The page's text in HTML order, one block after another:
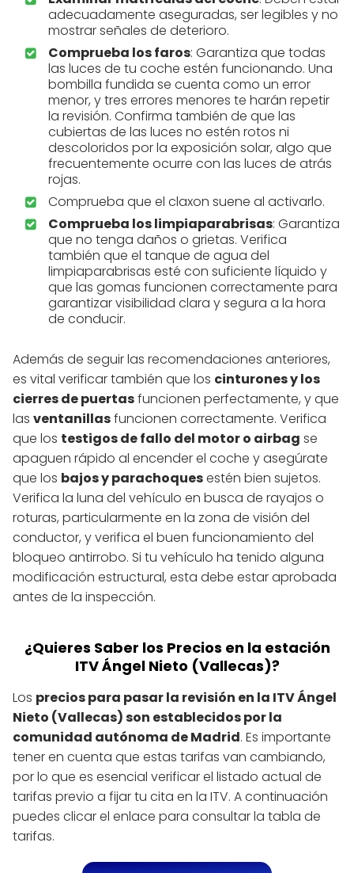
adecuadamente aseguradas, ser legibles y no
mostrar señales de deterioro.
Comprueba los faros: Garantiza que todas
las luces de tu coche estén funcionando. Una
bombilla fundida se cuenta como un error
menor, y tres errores menores te harán repetir
la revisión. Confirma también de que las
cubiertas de las luces no estén rotos ni
descoloridos por la exposición solar, algo que
frecuentemente ocurre con las luces de atrás
rojas.
Comprueba que el claxon suene al activarlo.
Comprueba los limpiaparabrisas: Garantiza
que no tenga daños o grietas. Verifica
también que el tanque de agua del
limpiaparabrisas esté con suficiente líquido y
que las gomas funcionen correctamente para
garantizar visibilidad clara y segura a la hora
de conducir.
Además de seguir las recomendaciones anteriores,
es vital verificar también que los cinturones y los
cierres de puertasfuncionen perfectamente, y que
las ventanillasfuncionen correctamente. Verifica
que los testigos de fallo del motor o airbag se
apaguen rápido al encender el coche y asegúrate
que los bajos y parachoquesestén bien sujetos.
Verifica la luna del vehículo en busca de rayajos o
roturas, particularmente en la zona de visión del
conductor, y verifica el buen funcionamiento del
bloqueo antirrobo. Si tu vehículo ha tenido alguna
modificación estructural, esta debe estar aprobada
antes de la inspección.
¿Quieres Saber los Precios en la estación
ITV Ángel Nieto (Vallecas)?
Los precios para pasar la revisión en la ITV Ángel
Nieto (Vallecas) son establecidos por la
comunidad autónoma de Madrid. Es importante
tener en cuenta que estas tarifas van cambiando,
por lo que es esencial verificar el listado actual de
tarifas previo a fijar tu cita en la ITV. A continuación
puedes clicar el enlace para consultar la tabla de
tarifas.